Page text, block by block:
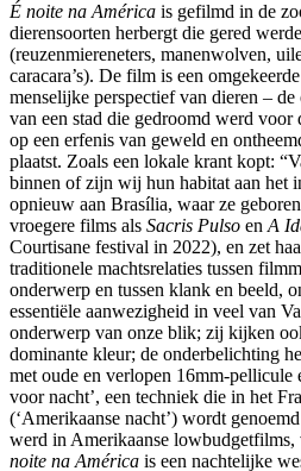
É noite na América is gefilmd in de
dierensoorten herbergt die gered
(reuzenmiereneters, manenwolven,
caracara’s). De film is een
menselijke perspectief van dieren –
van een stad die gedroomd werd voor
op een erfenis van geweld en
plaatst. Zoals een lokale krant kopt:
binnen of zijn wij hun habitat aan het
opnieuw aan Brasília, waar ze
vroegere films als Sacris Pulso enA
Courtisane festival in 2022), en zet
traditionele machtsrelaties tussen
onderwerp en tussen klank en beeld,
essentiële aanwezigheid in veel van
onderwerp van onze blik; zij kijken
dominante kleur; de onderbelichting
met oude en verlopen 16mm-pellicule
voor nacht’, een techniek die in het
(‘Amerikaanse nacht’) wordt
werd in Amerikaanse
noite na América is een nachtelijke